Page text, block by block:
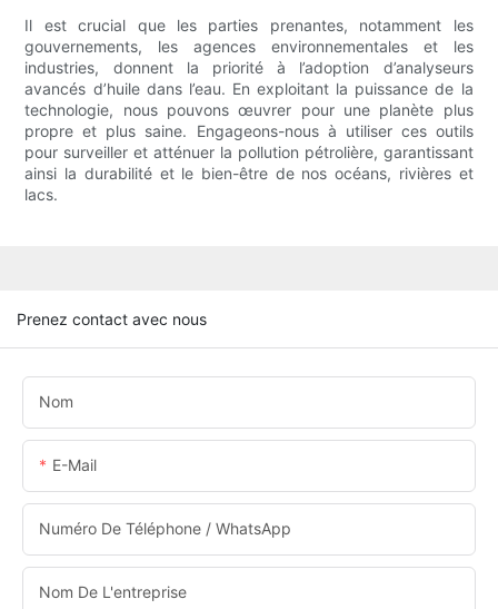
Il est crucial que les parties prenantes, notamment les
gouvernements, les agences environnementales et les
industries, donnent la priorité à l’adoption d’analyseurs
avancés d’huile dans l’eau. En exploitant la puissance de la
technologie, nous pouvons œuvrer pour une planète plus
propre et plus saine. Engageons-nous à utiliser ces outils
pour surveiller et atténuer la pollution pétrolière, garantissant
ainsi la durabilité et le bien-être de nos océans, rivières et
lacs.
Prenez contact avec nous
Nom
E-Mail
Numéro De Téléphone / WhatsApp
Nom De L'entreprise